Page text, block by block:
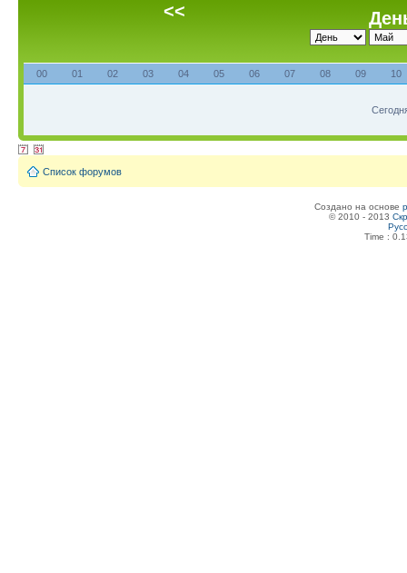
<<
00 01 02 03 04 05 06 07 08 09 10
Список форумов
Создано на основе
© 2010 - 2013
Time :